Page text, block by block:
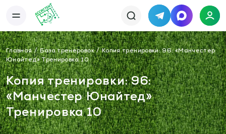
TelegramMAX
Каталог
База упражнений
База тренировок
Книги
Статьи
Новости
Тактический менеджер
Тарифы
Информация
О сервисе
Отзывы
Политика конфиденциальности
Свяжитесь с нами
Телефон:
+7 978 793 21 93
Электронная почта:
info@assistent-trenera.ru
Главная База тренеровок
Копия тренировки: 96: «Манчестер
Юнайтед» Тренировка 10
Копия тренировки: 96:
«Манчестер Юнайтед»
Тренировка 10